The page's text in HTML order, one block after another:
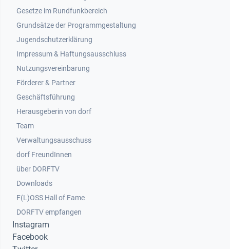
Gesetze im Rundfunkbereich
Grundsätze der Programmgestaltung
Jugendschutzerklärung
Impressum & Haftungsausschluss
Nutzungsvereinbarung
Footer 2
Förderer & Partner
Geschäftsführung
Herausgeberin von dorf
Team
Verwaltungsausschuss
dorf FreundInnen
Footer 3
über DORFTV
Downloads
F(L)OSS Hall of Fame
Footer 4
DORFTV empfangen
Instagram
Facebook